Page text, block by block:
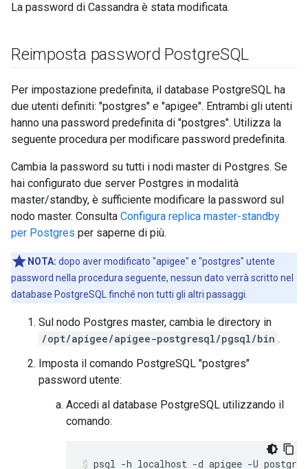
La password di Cassandra è stata modificata.
Reimposta password PostgreSQL
Per impostazione predefinita, il database PostgreSQL ha
due utenti definiti: "postgres" e "apigee". Entrambi gli utenti
hanno una password predefinita di "postgres". Utilizza la
seguente procedura per modificare password predefinita.
Cambia la password su tutti i nodi master di Postgres. Se
hai configurato due server Postgres in modalità
master/standby, è sufficiente modificare la password sul
nodo master. Consulta Configura replica master-standby
per Postgres per saperne di più.
NOTA: dopo aver modificato "apigee" e "postgres" utente
password nella procedura seguente, nessun dato verrà scritto nel
database PostgreSQL finché non tutti gli altri passaggi.
Sul nodo Postgres master, cambia le directory in
/opt/apigee/apigee-postgresql/pgsql/bin .
Imposta il comando PostgreSQL "postgres"
password utente:
Accedi al database PostgreSQL utilizzando il
comando:
psql -h localhost -d apigee -U postgres